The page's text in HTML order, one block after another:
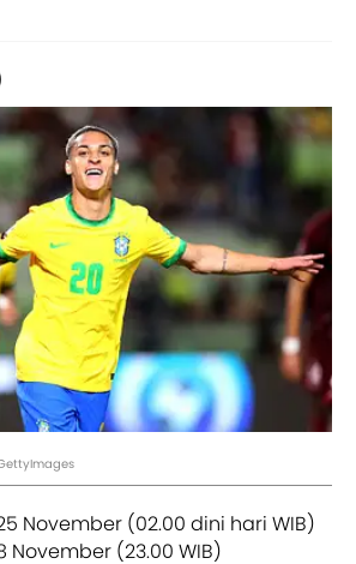
November (02.00 dini hari WIB)
November (23.00 WIB)